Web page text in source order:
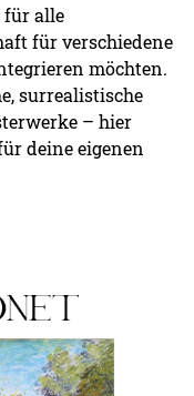
für alle
für verschiedene
möchten.
surrealistische
– hier
deine eigenen